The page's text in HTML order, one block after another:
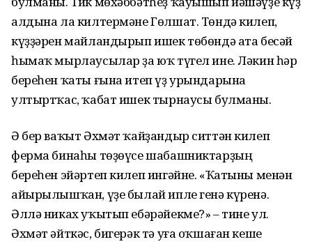
алдына ла килтермәне Гөлшат. Төндә килеп,
күҙҙәрен майландырып ишек төбөндә ата бесәй
һымаҡ мырлаусылар ҙа юҡ түгел ине. Ләкин һәр
береһен ҡаты ғына итеп үҙ урындарына
ултыртҡас, ҡабат ишек тырнаусы булманы.
Ә бер ваҡыт Әхмәт ҡайҙандыр ситтән килеп
ферма бинаһы төҙөүсе шабашниктарҙың
береһен эйәртеп килеп ингәйне. «Ҡатыны менән
айырылышҡан, үҙе былай ипле генә күренә.
Әллә никах уҡытып ебәрәйекме?» – тине ул.
Әхмәт әйткәс, бигерәк тә уға оҡшаған кеше